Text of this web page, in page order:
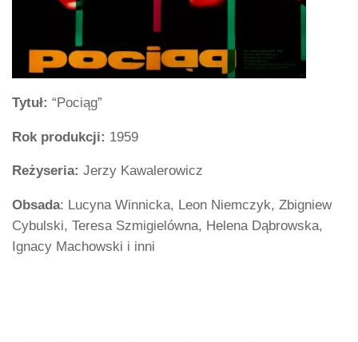
Tytuł: “Pociąg”
Rok produkcji: 1959
Reżyseria: Jerzy Kawalerowicz
Obsada: Lucyna Winnicka, Leon Niemczyk, Zbigniew
Cybulski, Teresa Szmigielówna, Helena Dąbrowska,
Ignacy Machowski i inni